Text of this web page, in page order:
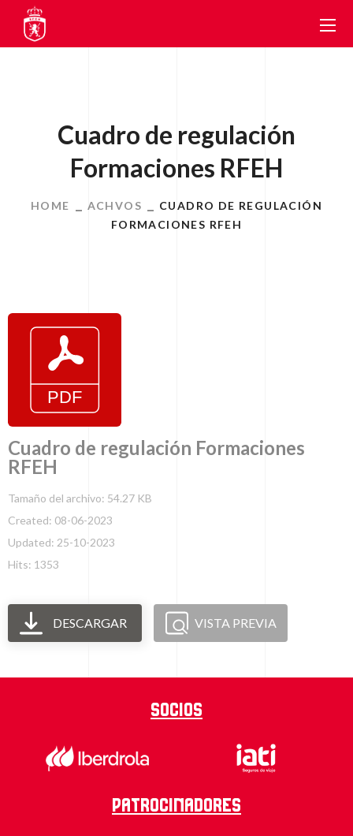
Cuadro de regulación
Formaciones RFEH
HOME ACHVOS
CUADRO DE REGULACIÓN
FORMACIONES RFEH
Cuadro de regulación Formaciones
RFEH
Tamaño del archivo: 54.27 KB
Created: 08-06-2023
Updated: 25-10-2023
Hits: 1353
DESCARGAR VISTA PREVIA
Socios
Patrocinadores